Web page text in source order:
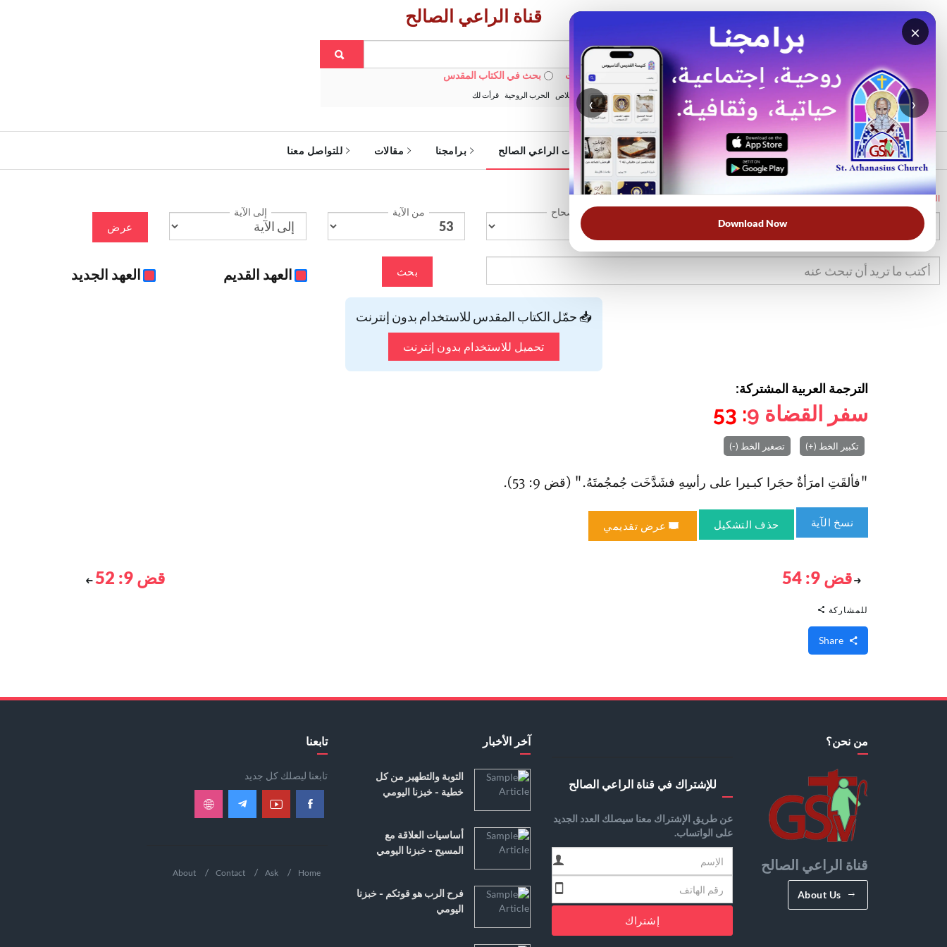
×
‹ ›
Download Now
قناة الراعي الصالح
بحث في الويبسايت بحث في الكتاب المقدس
الأكثر بحثًا: خبزنا اليومي الخلاص الحرب الروحية قرأت لك
الرئيسية خدمات الراعي الصالح برامجنا مقالات للتواصل معنا
الرئيسية
الإصحاح من الآية إلى الآية
عرض
بحث العهد القديم العهد الجديد
📥 حمّل الكتاب المقدس للاستخدام بدون إنترنت
تحميل للاستخدام بدون إنترنت
الترجمة العربية المشتركة:
سفر القضاة 9
: 53
تكبير الخط (+) تصغير الخط (-)
"فألقَتِ ا‏مرَأةٌ حجَرا كبـيرا على رأسِهِ فشَدَّخَت جُمجُمتَهُ." (قض 9: 53).
نسخ الآية حذف التشكيل عرض تقديمي
قض 9: 54 قض 9: 52
للمشاركة
من نحن؟
قناة الراعي الصالح
About Us
للإشتراك في قناة الراعي الصالح
عن طريق الإشتراك معنا سيصلك العدد الجديد
على الواتساب.
إشتراك
آخر الأخبار
التوبة والتطهير من كل
خطية - خبزنا اليومي
أساسيات العلاقة مع
المسيح - خبزنا اليومي
فرح الرب هو قوتكم - خبزنا
اليومي
تابعنا
تابعنا ليصلك كل جديد
Home
Ask
Contact
About